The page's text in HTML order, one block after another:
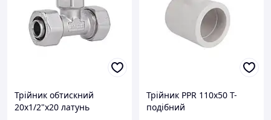
Трійник обтискний
20х1/2"x20 латунь
Трійник PPR 110х50 Т-
подібний